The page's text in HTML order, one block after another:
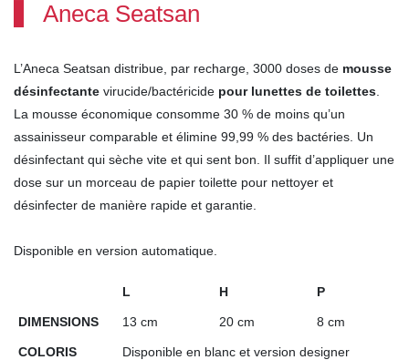
Aneca Seatsan
L’Aneca Seatsan distribue, par recharge, 3000 doses de mousse
désinfectante virucide/bactéricide pour lunettes de toilettes
La mousse économique consomme 30 % de moins qu’un
assainisseur comparable et élimine 99,99 % des bactéries. Un
désinfectant qui sèche vite et qui sent bon. Il suffit d’appliquer une
dose sur un morceau de papier toilette pour nettoyer et
désinfecter de manière rapide et garantie.
Disponible en version automatique.
L H P
DIMENSIONS 13 cm 20 cm 8 cm
COLORIS Disponible en blanc et version designer